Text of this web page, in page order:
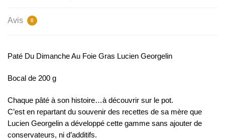
Avis 0
Paté Du Dimanche Au Foie Gras Lucien Georgelin
Bocal de 200 g
Chaque pâté à son histoire…à découvrir sur le pot.
C’est en repartant du souvenir des recettes de sa mère que
Lucien Georgelin a développé cette gamme sans ajouter de
conservateurs, ni d’additifs.